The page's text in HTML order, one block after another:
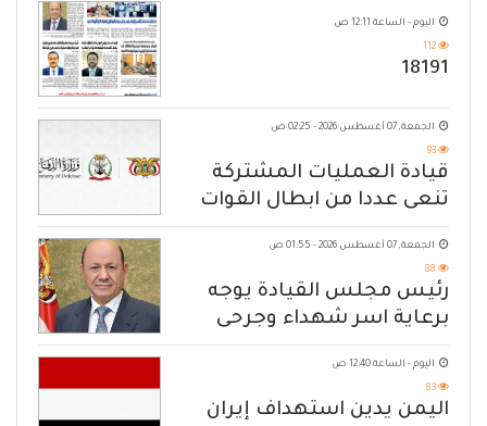
اليوم - الساعة 12:11 ص
112
18191
الجمعة, 07 أغسطس 2026 - 02:25 ص
93
قيادة العمليات المشتركة
تنعى عددا من ابطال القوات
المسلحة
الجمعة, 07 أغسطس 2026 - 01:55 ص
88
رئيس مجلس القيادة يوجه
برعاية اسر شهداء وجرحى
الهجوم الإرهابي الحوثي والرد
الحازم على مصدر التهديد
اليوم - الساعة 12:40 ص
83
اليمن يدين استهداف إيران